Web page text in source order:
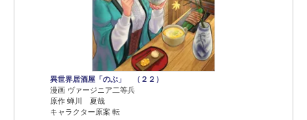
異世界居酒屋「のぶ」 （２２）
漫画 ヴァージニア二等兵
原作 蝉川 夏哉
キャラクター原案 転